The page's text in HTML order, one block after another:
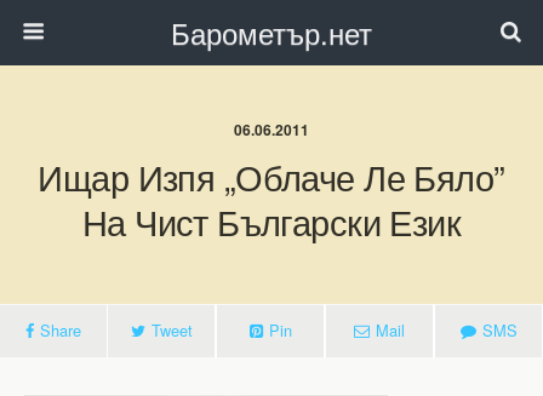
Барометър.нет
06.06.2011
Ищар Изпя „Облаче Ле Бяло”
На Чист Български Език
Share Tweet Pin Mail SMS